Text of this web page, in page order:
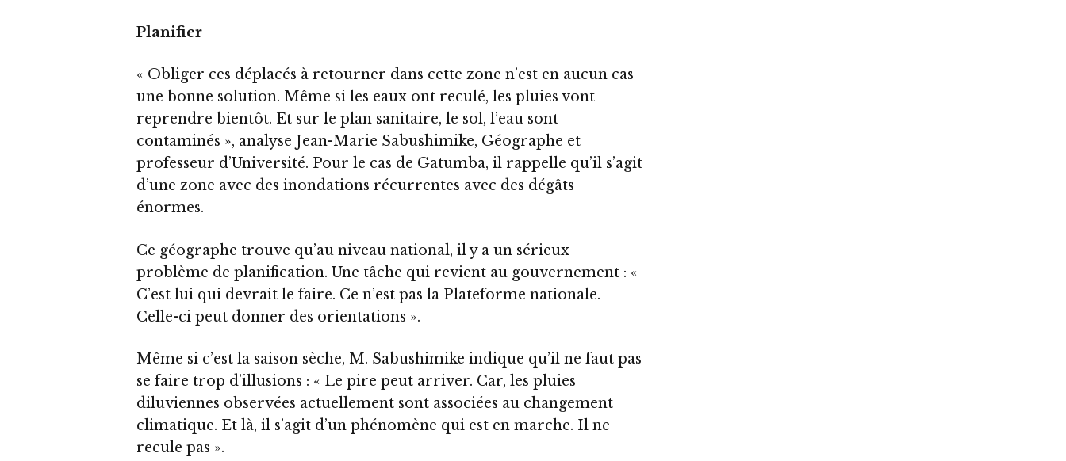
Planifier
« Obliger ces déplacés à retourner dans cette zone n’est en aucun cas
une bonne solution. Même si les eaux ont reculé, les pluies vont
reprendre bientôt. Et sur le plan sanitaire, le sol, l’eau sont
contaminés », analyse Jean-Marie Sabushimike, Géographe et
professeur d’Université. Pour le cas de Gatumba, il rappelle qu’il s’agit
d’une zone avec des inondations récurrentes avec des dégâts
énormes.
Ce géographe trouve qu’au niveau national, il y a un sérieux
problème de planification. Une tâche qui revient au gouvernement : «
C’est lui qui devrait le faire. Ce n’est pas la Plateforme nationale.
Celle-ci peut donner des orientations ».
Même si c’est la saison sèche, M. Sabushimike indique qu’il ne faut pas
se faire trop d’illusions : « Le pire peut arriver. Car, les pluies
diluviennes observées actuellement sont associées au changement
climatique. Et là, il s’agit d’un phénomène qui est en marche. Il ne
recule pas ».